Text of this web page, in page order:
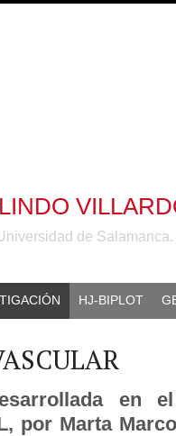
de
HJ-BIPLOT
en
por Marta